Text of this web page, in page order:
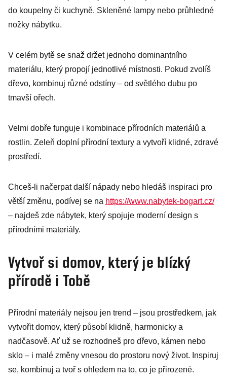
do koupelny či kuchyně. Skleněné lampy nebo průhledné
nožky nábytku.
V celém bytě se snaž držet jednoho dominantního
materiálu, který propojí jednotlivé místnosti. Pokud zvolíš
dřevo, kombinuj různé odstíny – od světlého dubu po
tmavší ořech.
Velmi dobře funguje i kombinace přírodních materiálů a
rostlin. Zeleň doplní přírodní textury a vytvoří klidné, zdravé
prostředí.
Chceš-li načerpat další nápady nebo hledáš inspiraci pro
větší změnu, podívej se na https://www.nabytek-bogart.cz/
– najdeš zde nábytek, který spojuje moderní design s
přírodními materiály.
Vytvoř si domov, který je blízký
přírodě i Tobě
Přírodní materiály nejsou jen trend – jsou prostředkem, jak
vytvořit domov, který působí klidně, harmonicky a
nadčasově. Ať už se rozhodneš pro dřevo, kámen nebo
sklo – i malé změny vnesou do prostoru nový život. Inspiruj
se, kombinuj a tvoř s ohledem na to, co je přirozené.